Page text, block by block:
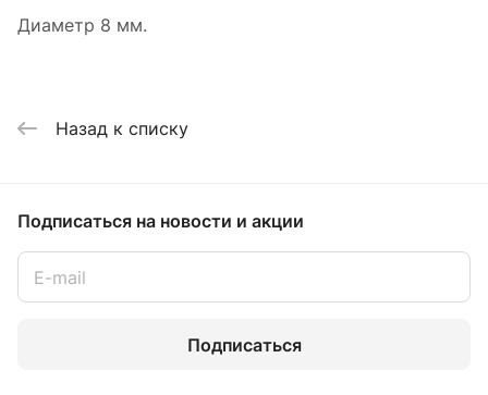
Диаметр 8 мм.
Назад к списку
Подписаться на новости и акции
Подписаться